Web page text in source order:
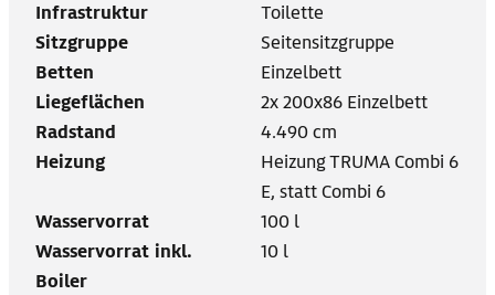
Infrastruktur
Toilette
Sitzgruppe
Seitensitzgruppe
Betten
Einzelbett
Liegeflächen
2x 200x86 Einzelbett
Radstand
4.490 cm
Heizung
Heizung TRUMA Combi 6
E, statt Combi 6
Wasservorrat
100 l
Wasservorrat inkl.
Boiler
10 l